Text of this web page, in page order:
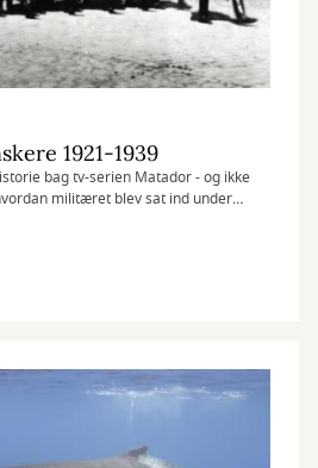
1921-1939
bag tv-serien Matador - og ikke
militæret blev sat ind under
1922.